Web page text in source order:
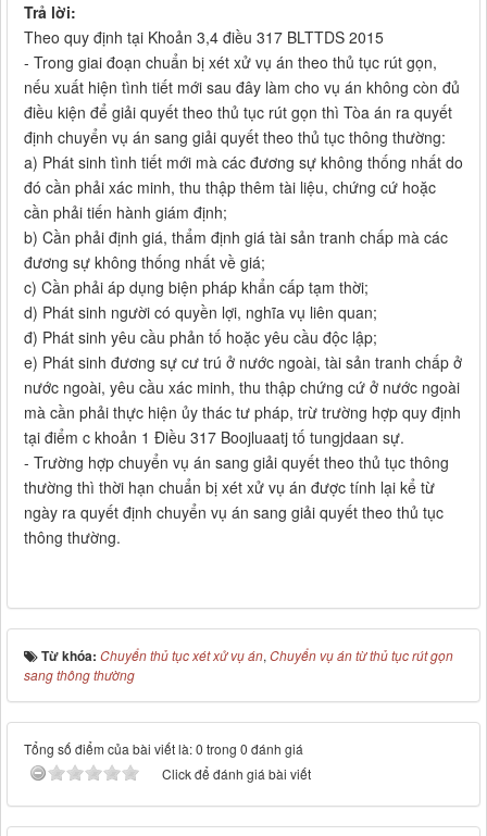
Trả lời:
Theo quy định tại Khoản 3,4 điều 317 BLTTDS 2015
- Trong giai đoạn chuẩn bị xét xử vụ án theo thủ tục rút gọn,
nếu xuất hiện tình tiết mới sau đây làm cho vụ án không còn đủ
điều kiện để giải quyết theo thủ tục rút gọn thì Tòa án ra quyết
định chuyển vụ án sang giải quyết theo thủ tục thông thường:
a) Phát sinh tình tiết mới mà các đương sự không thống nhất do
đó cần phải xác minh, thu thập thêm tài liệu, chứng cứ hoặc
cần phải tiến hành giám định;
b) Cần phải định giá, thẩm định giá tài sản tranh chấp mà các
đương sự không thống nhất về giá;
c) Cần phải áp dụng biện pháp khẩn cấp tạm thời;
d) Phát sinh người có quyền lợi, nghĩa vụ liên quan;
đ) Phát sinh yêu cầu phản tố hoặc yêu cầu độc lập;
e) Phát sinh đương sự cư trú ở nước ngoài, tài sản tranh chấp ở
nước ngoài, yêu cầu xác minh, thu thập chứng cứ ở nước ngoài
mà cần phải thực hiện ủy thác tư pháp, trừ trường hợp quy định
tại điểm c khoản 1 Điều 317 Boojluaatj tố tungjdaan sự.
- Trường hợp chuyển vụ án sang giải quyết theo thủ tục thông
thường thì thời hạn chuẩn bị xét xử vụ án được tính lại kể từ
ngày ra quyết định chuyển vụ án sang giải quyết theo thủ tục
thông thường.
Từ khóa: Chuyển thủ tục xét xử vụ án, Chuyển vụ án từ thủ tục rút gọn
sang thông thường
Tổng số điểm của bài viết là: 0 trong 0 đánh giá
Click để đánh giá bài viết